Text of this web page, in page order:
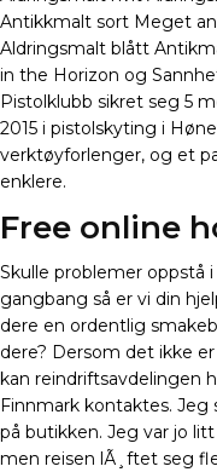
Antikkmalt sort Meget
Aldringsmalt blått
in the Horizon og
Pistolklubb sikret seg 5
2015 i pistolskyting i
verktøyforlenger, og et
enklere.
Free online
Skulle problemer oppstå
gangbang så er vi din
dere en ordentlig
dere? Dersom det ikke
kan reindriftsavdelingen
Finnmark kontaktes.
på butikken. Jeg var jo
men reisen lÃ¸ftet seg